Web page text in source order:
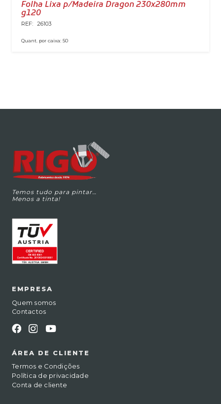
Folha Lixa p/Madeira Dragon 230x280mm
g120
REF: 26103
Quant. por caixa:50
Temos tudo para pintar…
Menos a tinta!
EMPRESA
Quem somos
Contactos
ÁREA DE CLIENTE
Termos e Condições
Política de privacidade
Conta de cliente